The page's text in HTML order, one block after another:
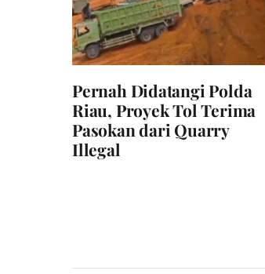
Pernah Didatangi Polda
Riau, Proyek Tol Terima
Pasokan dari Quarry
Illegal